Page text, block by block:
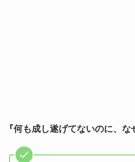
『何も成し遂げてないのに、な